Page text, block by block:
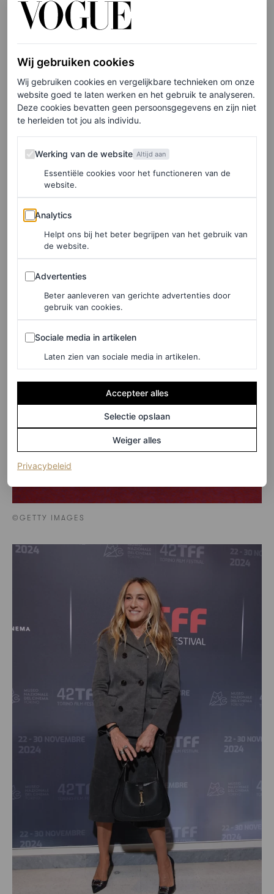
LEES OOK
Sarah Jessica Parker pakt – zoals altijd –
groots uit voor een bezoek aan het ballet
DANIEL RODGERS
©GETTY IMAGES
Wij gebruiken cookies
Wij gebruiken cookies en vergelijkbare technieken om onze
website goed te laten werken en het gebruik te analyseren.
Deze cookies bevatten geen persoonsgegevens en zijn niet
te herleiden tot jou als individu.
Werking van de website
Werking van de website Altijd aan
Essentiële cookies voor het functioneren van de
website.
Analytics
Analytics
Helpt ons bij het beter begrijpen van het gebruik van
de website.
Advertenties
Advertenties
Beter aanleveren van gerichte advertenties door
gebruik van cookies.
Sociale media in artikelen
Sociale media in artikelen
Laten zien van sociale media in artikelen.
Accepteer alles
Selectie opslaan
Weiger alles
Privacybeleid